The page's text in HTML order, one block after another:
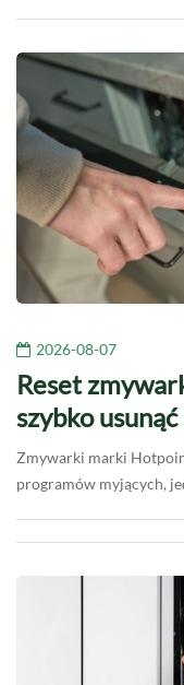
2026-08-07
Reset
szybko
Zmywarki marki
programów myjących,